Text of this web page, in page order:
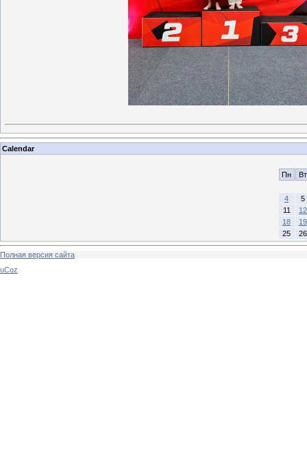
Calendar
Пн Вт
4
5
11
12
18
19
25
26
Полная версия сайта
uCoz